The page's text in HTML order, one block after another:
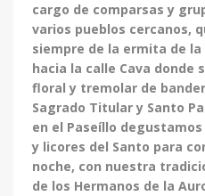
cargo de comparsas y
varios pueblos cercanos,
siempre de la ermita de
hacia la calle Cava donde
floral y tremolar de
Sagrado Titular y Santo
en el Paseíllo
y licores del Santo para
noche, con nuestra
de los Hermanos de la